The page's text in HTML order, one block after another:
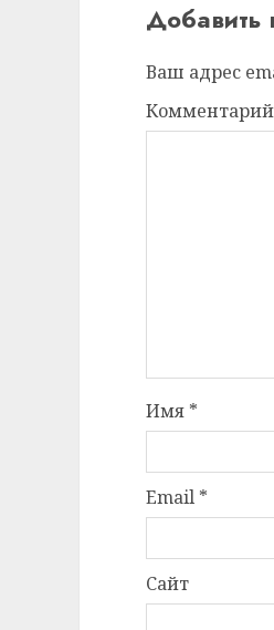
Добавить
Ваш адрес
Комментарий
Имя *
Email *
Сайт